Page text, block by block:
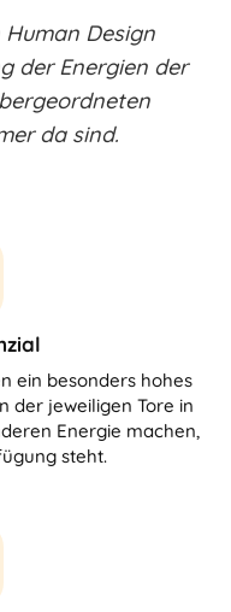
Design
der Energien der
da sind.
ein besonders hohes
der jeweiligen Tore in
Energie machen,
steht.